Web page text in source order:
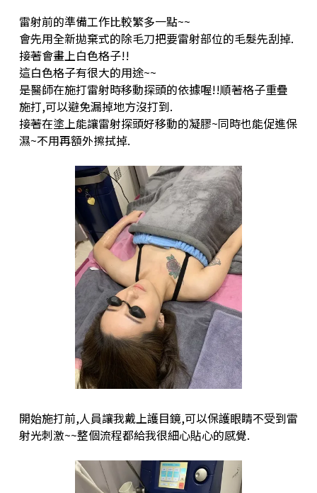
雷射前的準備工作比較繁多一點~~
會先用全新拋棄式的除毛刀把要雷射部位的毛髮先刮掉.
接著會畫上白色格子!!
這白色格子有很大的用途~~
是醫師在施打雷射時移動探頭的依據喔!!順著格子重疊
施打,可以避免漏掉地方沒打到.
接著在塗上能讓雷射探頭好移動的凝膠~同時也能促進保
濕~不用再額外擦拭掉.
開始施打前,人員讓我戴上護目鏡,可以保護眼睛不受到雷
射光刺激~~整個流程都給我很細心貼心的感覺.